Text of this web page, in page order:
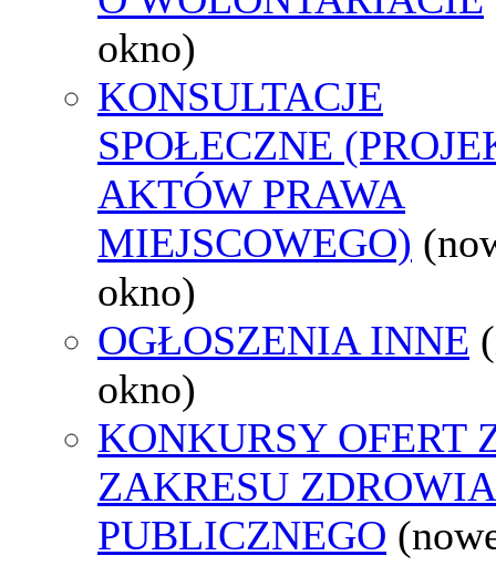
okno)
KONSULTACJE
SPOŁECZNE
AKTÓW PRAWA
MIEJSCOWEGO)
okno)
OGŁOSZENIA INNE
okno)
KONKURSY OFERT
ZAKRESU ZDROWIA
PUBLICZNEGO